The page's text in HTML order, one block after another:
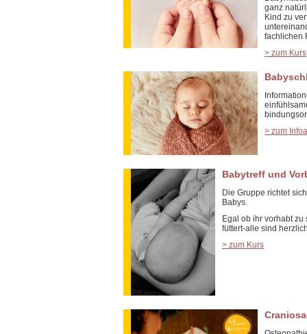
ganz
Kind zu
fachlichen
> zum Kurs
> zum
Babytreff und
Die Gruppe richtet
Babys.
Egal ob ihr vorhabt
füttert-alle sind
> zum Kurs